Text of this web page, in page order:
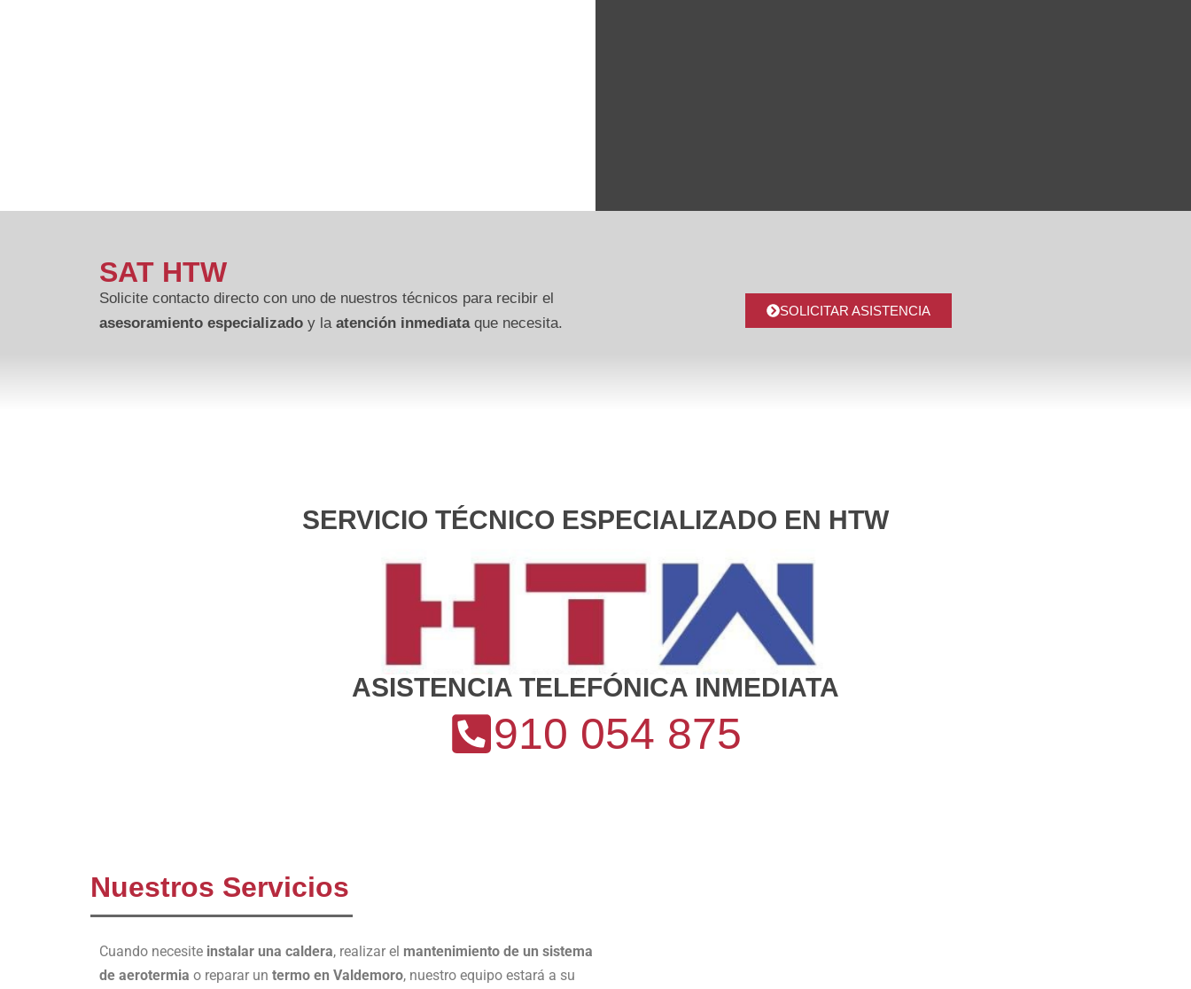
SAT HTW
Solicite contacto directo con uno de nuestros técnicos para recibir el
asesoramiento especializado y la atención inmediataque necesita.
SOLICITAR ASISTENCIA
SERVICIO TÉCNICO ESPECIALIZADO EN HTW
ASISTENCIA TELEFÓNICA INMEDIATA
910 054 875
Nuestros Servicios
Cuando necesite instalar una caldera, realizar el mantenimiento de un sistema
de aerotermia o reparar un termo en Valdemoro, nuestro equipo estará a su